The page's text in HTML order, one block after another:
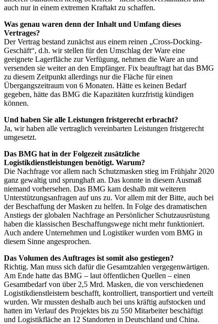
auch nur in einem extremen Kraftakt zu schaffen.
Was genau waren denn der Inhalt und Umfang dieses
Vertrages?
Der Vertrag bestand zunächst aus einem reinen „Cross-Docking-
Geschäft“, d.h. wir stellen für den Umschlag der Ware eine
geeignete Lagerfläche zur Verfügung, nehmen die Ware an und
versenden sie weiter an den Empfänger. Fix beauftragt hat das BMG
zu diesem Zeitpunkt allerdings nur die Fläche für einen
Übergangszeitraum von 6 Monaten. Hätte es keinen Bedarf
gegeben, hätte das BMG die Kapazitäten kurzfristig kündigen
können.
Und haben Sie alle Leistungen fristgerecht erbracht?
Ja, wir haben alle vertraglich vereinbarten Leistungen fristgerecht
umgesetzt.
Das BMG hat in der Folgezeit zusätzliche
Logistikdienstleistungen benötigt. Warum?
Die Nachfrage vor allem nach Schutzmasken stieg im Frühjahr 2020
ganz gewaltig und sprunghaft an. Das konnte in diesem Ausmaß
niemand vorhersehen. Das BMG kam deshalb mit weiteren
Unterstützungsanfragen auf uns zu. Vor allem mit der Bitte, auch bei
der Beschaffung der Masken zu helfen. In Folge des dramatischen
Anstiegs der globalen Nachfrage an Persönlicher Schutzausrüstung
haben die klassischen Beschaffungswege nicht mehr funktioniert.
Auch andere Unternehmen und Logistiker wurden vom BMG in
diesem Sinne angesprochen.
Das Volumen des Auftrages ist somit also gestiegen?
Richtig. Man muss sich dafür die Gesamtzahlen vergegenwärtigen.
Am Ende hatte das BMG – laut öffentlichen Quellen – einen
Gesamtbedarf von über 2,5 Mrd. Masken, die von verschiedenen
Logistikdienstleistern beschafft, kontrolliert, transportiert und verteilt
wurden. Wir mussten deshalb auch bei uns kräftig aufstocken und
hatten im Verlauf des Projektes bis zu 550 Mitarbeiter beschäftigt
und Logistikfläche an 12 Standorten in Deutschland und China.